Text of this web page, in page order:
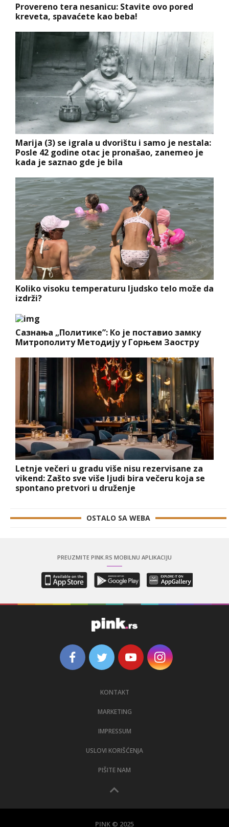
Provereno tera nesanicu: Stavite ovo pored
kreveta, spavaćete kao beba!
Marija (3) se igrala u dvorištu i samo je nestala:
Posle 42 godine otac je pronašao, zanemeo je
kada je saznao gde je bila
Koliko visoku temperaturu ljudsko telo može da
izdrži?
Сазнања „Политике”: Ко је поставио замку
Митрополиту Методију у Горњем Заостру
Letnje večeri u gradu više nisu rezervisane za
vikend: Zašto sve više ljudi bira večeru koja se
spontano pretvori u druženje
OSTALO SA WEBA
PREUZMITE PINK.RS MOBILNU APLIKACIJU
KONTAKT
MARKETING
IMPRESSUM
USLOVI KORIŠĆENJA
PIŠITE NAM
PINK © 2025